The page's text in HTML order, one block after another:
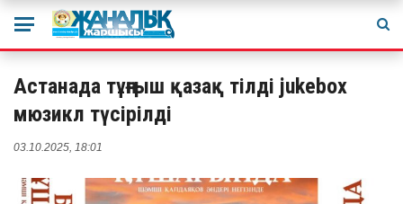
Астанада тұңғыш қазақ тілді jukebox
мюзикл түсірілді
03.10.2025, 18:01